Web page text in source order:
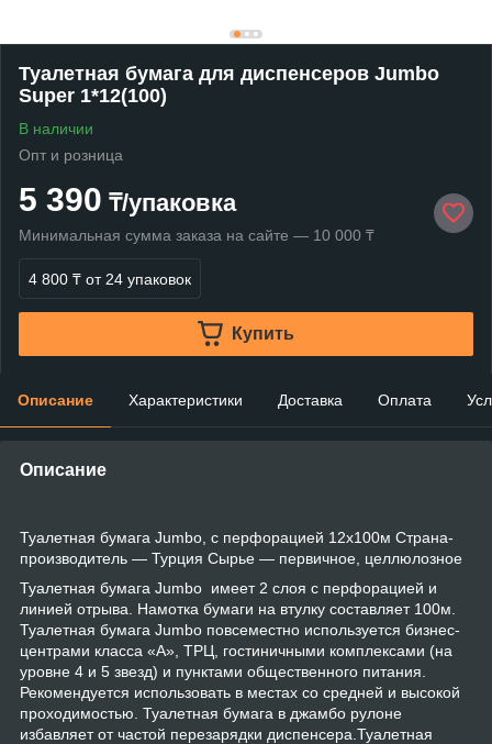
Туалетная бумага для диспенсеров Jumbo
Super 1*12(100)
В наличии
Опт и розница
5 390 ₸/упаковка
Минимальная сумма заказа на сайте — 10 000 ₸
4 800 ₸ от 24 упаковок
Купить
Описание Характеристики Доставка Оплата
Описание
Туалетная бумага Jumbo, с перфорацией 12х100м Страна-
производитель — Турция Сырье — первичное, целлюлозное
Туалетная бумага Jumbo имеет 2 слоя с перфорацией и
линией отрыва. Намотка бумаги на втулку составляет 100м.
Туалетная бумага Jumbo повсеместно используется бизнес-
центрами класса «А», ТРЦ, гостиничными комплексами (на
уровне 4 и 5 звезд) и пунктами общественного питания.
Рекомендуется использовать в местах со средней и высокой
проходимостью. Туалетная бумага в джамбо рулоне
избавляет от частой перезарядки диспенсера.Туалетная